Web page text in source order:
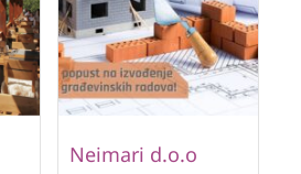
Neimari d.o.o